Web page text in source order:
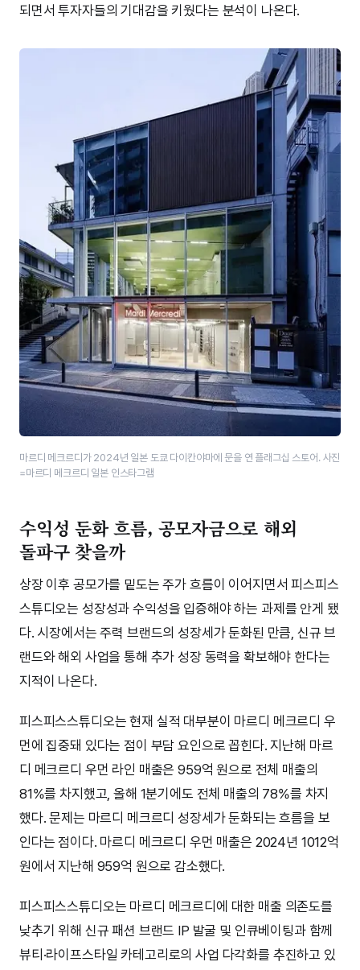
되면서 투자자들의 기대감을 키웠다는 분석이 나온다.
마르디 메크르디가 2024년 일본 도쿄 다이칸야마에 문을 연 플래그십 스토어. 사진
=마르디 메크르디 일본 인스타그램
수익성 둔화 흐름, 공모자금으로 해외
돌파구 찾을까
상장 이후 공모가를 밑도는 주가 흐름이 이어지면서 피스피스
스튜디오는 성장성과 수익성을 입증해야 하는 과제를 안게 됐
다. 시장에서는 주력 브랜드의 성장세가 둔화된 만큼, 신규 브
랜드와 해외 사업을 통해 추가 성장 동력을 확보해야 한다는
지적이 나온다.
피스피스스튜디오는 현재 실적 대부분이 마르디 메크르디 우
먼에 집중돼 있다는 점이 부담 요인으로 꼽힌다. 지난해 마르
디 메크르디 우먼 라인 매출은 959억 원으로 전체 매출의
81%를 차지했고, 올해 1분기에도 전체 매출의 78%를 차지
했다. 문제는 마르디 메크르디 성장세가 둔화되는 흐름을 보
인다는 점이다. 마르디 메크르디 우먼 매출은 2024년 1012억
원에서 지난해 959억 원으로 감소했다.
피스피스스튜디오는 마르디 메크르디에 대한 매출 의존도를
낮추기 위해 신규 패션 브랜드 IP 발굴 및 인큐베이팅과 함께
뷰티·라이프스타일 카테고리로의 사업 다각화를 추진하고 있